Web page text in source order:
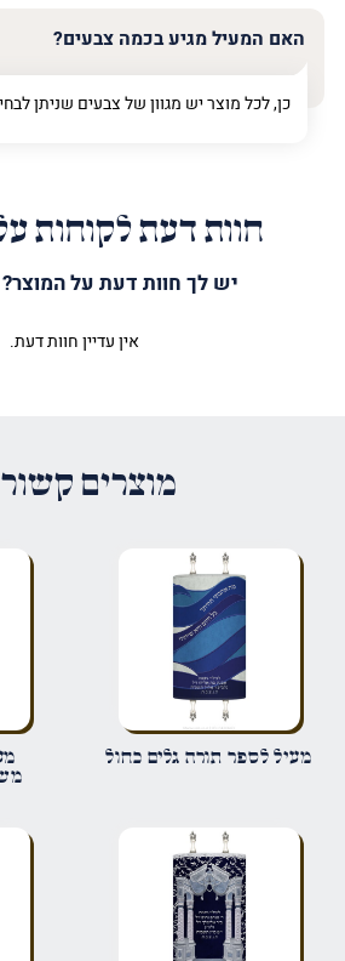
האם המעיל מגיע בכמה צבעים?
כן, לכל מוצר יש מגוון של צבעים שניתן
חוות דעת לקוחות
יש לך חוות דעת על המוצר?
הביקורת שלך*
שם*
שמור בדפדפן זה את השם, האימייל והאתר
אין עדיין חוות דעת.
מוצרים
מעיל לספר תורה גלים כחול